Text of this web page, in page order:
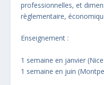
professionnelles, et
règlementaire,
Enseignement :
1 semaine en janvier
1 semaine en juin